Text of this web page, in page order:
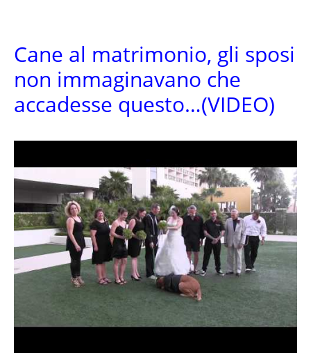
Cane al matrimonio, gli sposi
non immaginavano che
accadesse questo…(VIDEO)